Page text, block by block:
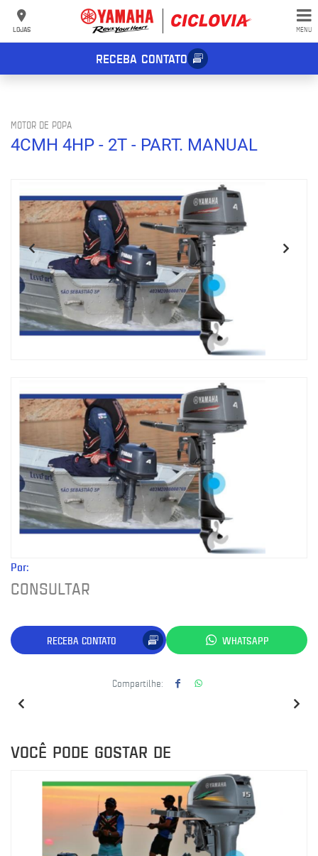
LOJAS MENU
RECEBA CONTATO
MOTOR DE POPA
4CMH 4HP - 2T - PART. MANUAL
Por:
CONSULTAR
RECEBA CONTATO WHATSAPP
Compartilhe:
VOCÊ PODE GOSTAR DE